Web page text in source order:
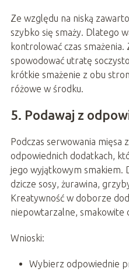
Ze względu na niską
szybko się smaży. Dlatego
kontrolować czas smażenia.
spowodować utratę
krótkie smażenie z obu
różowe w środku.
5. Podawaj z
Podczas serwowania mięsa
odpowiednich dodatkach,
jego wyjątkowym smakiem.
dzicze sosy, żurawina,
Kreatywność w doborze
niepowtarzalne, smakowite
Wnioski:
Wybierz odpowiednie